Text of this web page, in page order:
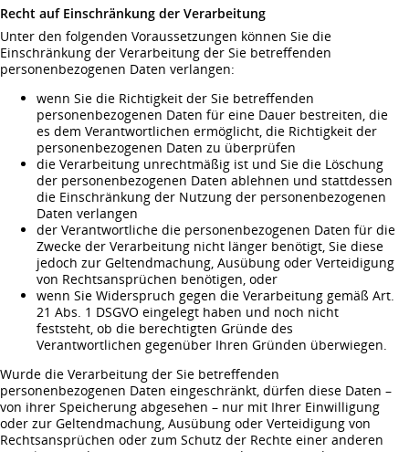
Recht auf Einschränkung der Verarbeitung
Unter den folgenden Voraussetzungen können Sie die
Einschränkung der Verarbeitung der Sie betreffenden
personenbezogenen Daten verlangen:
wenn Sie die Richtigkeit der Sie betreffenden
personenbezogenen Daten für eine Dauer bestreiten, die
es dem Verantwortlichen ermöglicht, die Richtigkeit der
personenbezogenen Daten zu überprüfen
die Verarbeitung unrechtmäßig ist und Sie die Löschung
der personenbezogenen Daten ablehnen und stattdessen
die Einschränkung der Nutzung der personenbezogenen
Daten verlangen
der Verantwortliche die personenbezogenen Daten für die
Zwecke der Verarbeitung nicht länger benötigt, Sie diese
jedoch zur Geltendmachung, Ausübung oder Verteidigung
von Rechtsansprüchen benötigen, oder
wenn Sie Widerspruch gegen die Verarbeitung gemäß Art.
21 Abs. 1 DSGVO eingelegt haben und noch nicht
feststeht, ob die berechtigten Gründe des
Verantwortlichen gegenüber Ihren Gründen überwiegen.
Wurde die Verarbeitung der Sie betreffenden
personenbezogenen Daten eingeschränkt, dürfen diese Daten –
von ihrer Speicherung abgesehen – nur mit Ihrer Einwilligung
oder zur Geltendmachung, Ausübung oder Verteidigung von
Rechtsansprüchen oder zum Schutz der Rechte einer anderen